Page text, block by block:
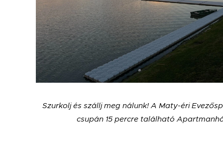
Szurkolj és szállj meg nálunk! A Maty-éri
csupán 15 percre található